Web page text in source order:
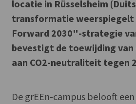
locatie in Rüsselsheim
transformatie weerspiegelt
Forward 2030"-strategie
bevestigt de toewijding
aan CO2-neutraliteit tegen
De grEEn-campus belooft